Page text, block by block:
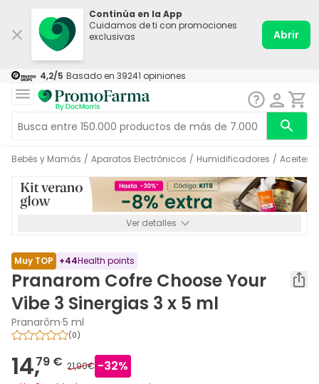
Continúa en la App
Cuidamos de ti con promociones
exclusivas
Abrir
4,2/5 Basado en 39241 opiniones
Bebés y Mamás / Aparatos Electrónicos / Humidificadores / Aceites
Ver detalles
acumulable.
Muy TOP +44Health points
Pranarom Cofre Choose Your
Vibe 3 Sinergias 3 x 5 ml
Pranarôm·5 ml
(0)
14,79 € 21,90€ -32%